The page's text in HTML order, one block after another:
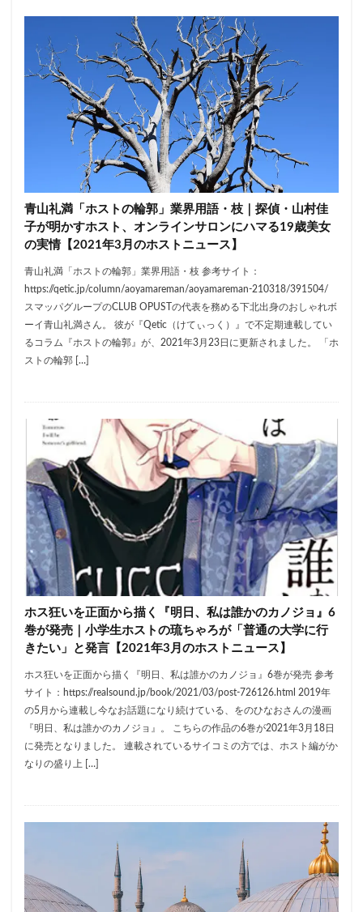
青山礼満「ホストの輪郭」業界用語・枝｜探偵・山村佳
子が明かすホスト、オンラインサロンにハマる19歳美女
の実情【2021年3月のホストニュース】
青山礼満「ホストの輪郭」業界用語・枝 参考サイト：
https://qetic.jp/column/aoyamareman/aoyamareman-210318/391504/
スマッパグループのCLUB OPUSTの代表を務める下北出身のおしゃれボ
ーイ青山礼満さん。 彼が『Qetic（けてぃっく）』で不定期連載してい
るコラム『ホストの輪郭』が、2021年3月23日に更新されました。 「ホ
ストの輪郭 […]
ホス狂いを正面から描く『明日、私は誰かのカノジョ』6
巻が発売｜小学生ホストの琉ちゃろが「普通の大学に行
きたい」と発言【2021年3月のホストニュース】
ホス狂いを正面から描く『明日、私は誰かのカノジョ』6巻が発売 参考
サイト：https://realsound.jp/book/2021/03/post-726126.html 2019年
の5月から連載し今なお話題になり続けている、をのひなおさんの漫画
『明日、私は誰かのカノジョ』。 こちらの作品の6巻が2021年3月18日
に発売となりました。 連載されているサイコミの方では、ホスト編がか
なりの盛り上 […]